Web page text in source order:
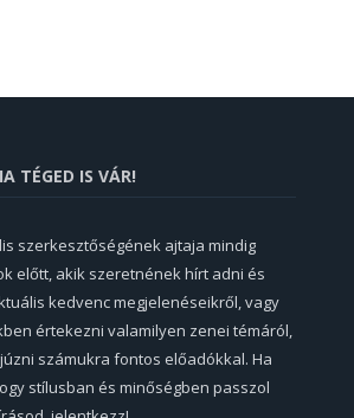
TÉGED IS VÁR!
szerkesztőségének ajtaja mindig
előtt, akik szeretnének hírt adni és
kedvenc megjelenéseikről, vagy
értekezni valamilyen zenei témáról,
számukra fontos előadókkal. Ha
stílusban és minőségben passzol